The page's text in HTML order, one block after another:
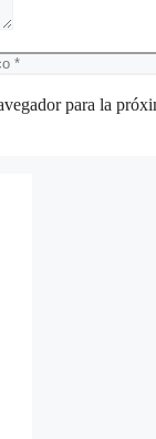
para la